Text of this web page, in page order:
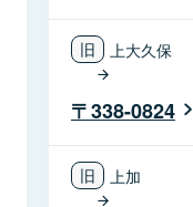
上大久保
338-0824
上加